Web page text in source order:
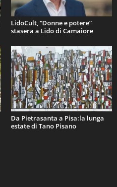
LidoCult, “Donne e potere”
stasera a Lido di Camaiore
Da Pietrasanta a Pisa:la lunga
estate di Tano Pisano